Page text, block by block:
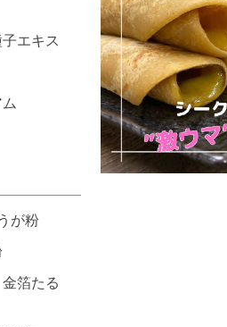
エキス
が粉
金箔たる